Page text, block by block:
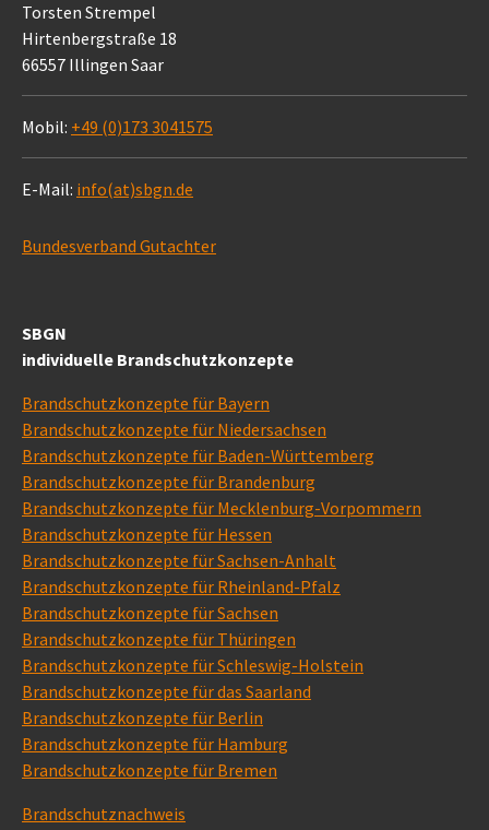
Torsten Strempel
Hirtenbergstraße 18
66557 Illingen Saar
Mobil: +49 (0)173 3041575
E-Mail: info(at)sbgn.de
Bundesverband Gutachter
SBGN
individuelle Brandschutzkonzepte
Brandschutzkonzepte für Bayern
Brandschutzkonzepte für Niedersachsen
Brandschutzkonzepte für Baden-Württemberg
Brandschutzkonzepte für Brandenburg
Brandschutzkonzepte für Mecklenburg-Vorpommern
Brandschutzkonzepte für Hessen
Brandschutzkonzepte für Sachsen-Anhalt
Brandschutzkonzepte für Rheinland-Pfalz
Brandschutzkonzepte für Sachsen
Brandschutzkonzepte für Thüringen
Brandschutzkonzepte für Schleswig-Holstein
Brandschutzkonzepte für das Saarland
Brandschutzkonzepte für Berlin
Brandschutzkonzepte für Hamburg
Brandschutzkonzepte für Bremen
Brandschutznachweis